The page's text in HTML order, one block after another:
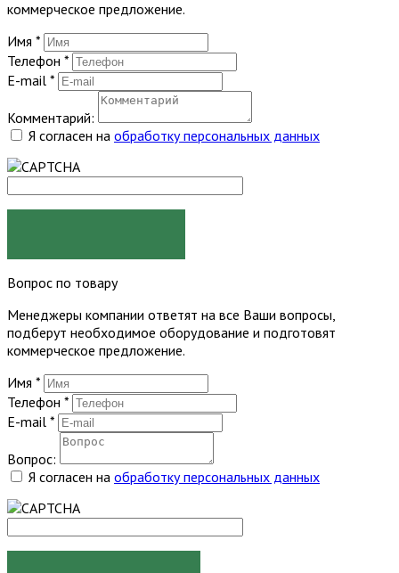
коммерческое предложение.
Имя *
Телефон *
E-mail *
Комментарий:
Я согласен на обработку персональных данных
Вопрос по товару
Менеджеры компании ответят на все Ваши вопросы,
подберут необходимое оборудование и подготовят
коммерческое предложение.
Имя *
Телефон *
E-mail *
Вопрос:
Я согласен на обработку персональных данных